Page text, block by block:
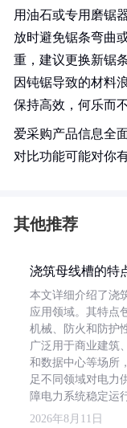
用油石或专用磨锯
放时避免锯条弯曲
重，建议更换新锯
因钝锯导致的材料
保持高效，何乐而
爱采购产品信息全
对比功能可能对你
其他推荐
浇筑母线槽的特
本文详细介绍了浇
应用领域。其特点
机械、防火和防护
广泛用于商业建筑
和数据中心等场所
足不同领域对电力
障电力系统稳定运
2026年8月11日